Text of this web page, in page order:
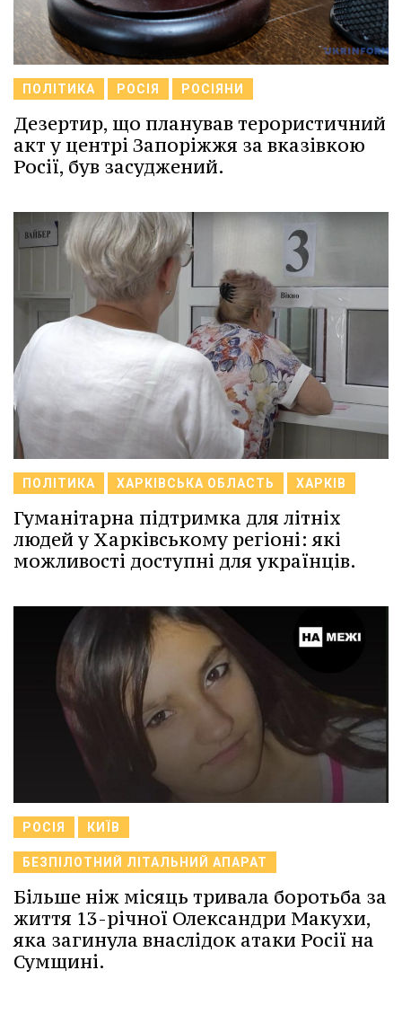
ПОЛІТИКА РОСІЯ РОСІЯНИ
Дезертир, що планував терористичний
акт у центрі Запоріжжя за вказівкою
Росії, був засуджений.
ПОЛІТИКА ХАРКІВСЬКА ОБЛАСТЬ ХАРКІВ
Гуманітарна підтримка для літніх
людей у Харківському регіоні: які
можливості доступні для українців.
РОСІЯ КИЇВ
БЕЗПІЛОТНИЙ ЛІТАЛЬНИЙ АПАРАТ
Більше ніж місяць тривала боротьба за
життя 13-річної Олександри Макухи,
яка загинула внаслідок атаки Росії на
Сумщині.